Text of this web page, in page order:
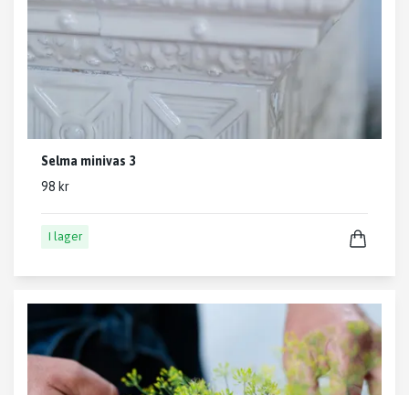
Selma minivas 3
98 kr
I lager